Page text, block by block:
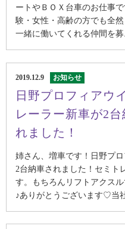
ートやＢＯＸ台車のお仕事
験・女性・高齢の方でも全
一緒に働いてくれる仲間を募
2019.12.9 お知らせ
日野プロフィアウ
レーラー新車が2台
れました！
姉さん、増車です！日野プ
2台納車されました！セミト
す。もちろんリフトアクス
♪ありがとうございます♡当